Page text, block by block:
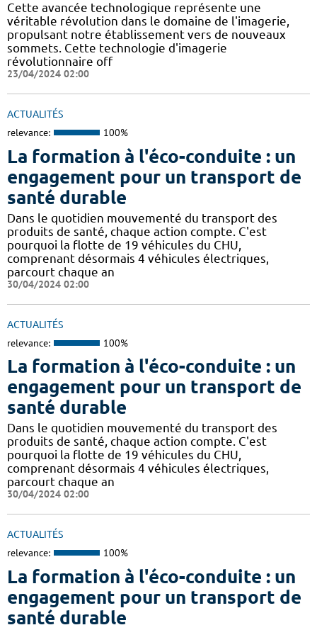
Cette avancée technologique représente une
véritable révolution dans le domaine de l'imagerie,
propulsant notre établissement vers de nouveaux
sommets. Cette technologie d'imagerie
révolutionnaire off
23/04/2024 02:00
ACTUALITÉS
relevance: 100%
La formation à l'éco-conduite : un
engagement pour un transport de
santé durable
Dans le quotidien mouvementé du transport des
produits de santé, chaque action compte. C'est
pourquoi la flotte de 19 véhicules du CHU,
comprenant désormais 4 véhicules électriques,
parcourt chaque an
30/04/2024 02:00
ACTUALITÉS
relevance: 100%
La formation à l'éco-conduite : un
engagement pour un transport de
santé durable
Dans le quotidien mouvementé du transport des
produits de santé, chaque action compte. C'est
pourquoi la flotte de 19 véhicules du CHU,
comprenant désormais 4 véhicules électriques,
parcourt chaque an
30/04/2024 02:00
ACTUALITÉS
relevance: 100%
La formation à l'éco-conduite : un
engagement pour un transport de
santé durable